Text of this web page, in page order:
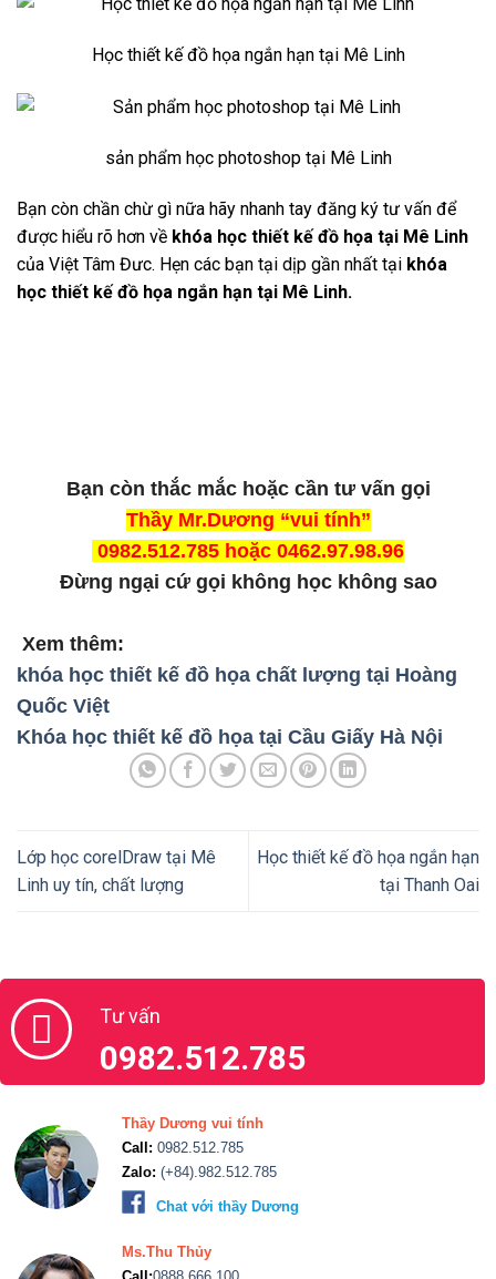
Học thiết kế đồ họa ngắn hạn tại Mê Linh
sản phẩm học photoshop tại Mê Linh
Bạn còn chần chừ gì nữa hãy nhanh tay đăng ký tư vấn để
được hiểu rõ hơn về khóa học thiết kế đồ họa tại Mê Linh
của Việt Tâm Đưc. Hẹn các bạn tại dịp gần nhất tại khóa
học thiết kế đồ họa ngắn hạn tại Mê Linh.
Bạn còn thắc mắc hoặc cần tư vấn gọi
Thầy Mr.Dương “vui tính”
0982.512.785 hoặc 0462.97.98.96
Đừng ngại cứ gọi không học không sao
Xem thêm:
khóa học thiết kế đồ họa chất lượng tại Hoàng
Quốc Việt
Khóa học thiết kế đồ họa tại Cầu Giấy Hà Nội
Lớp học corelDraw tại Mê
Linh uy tín, chất lượng
Học thiết kế đồ họa ngắn hạn
tại Thanh Oai
Tư vấn
0982.512.785
Thầy Dương vui tính
Call: 0982.512.785
Zalo: (+84).982.512.785
Chat với thầy Dương
Ms.Thu Thủy